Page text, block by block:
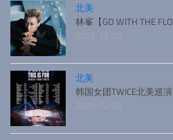
北美
林峯【GO WITH THE
2025-12-02
北美
韩国女团TWICE北美巡演
2025-12-02